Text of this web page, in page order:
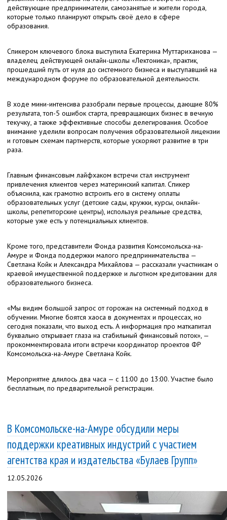
действующие предприниматели, самозанятые и жители города,
которые только планируют открыть своё дело в сфере
образования.
Спикером ключевого блока выступила Екатерина Муттариханова —
владелец действующей онлайн-школы «Лектоника», практик,
прошедший путь от нуля до системного бизнеса и выступавший на
международном форуме по образовательной деятельности.
В ходе мини-интенсива разобрали первые процессы, дающие 80%
результата, топ-5 ошибок старта, превращающих бизнес в вечную
текучку, а также эффективные способы делегирования. Особое
внимание уделили вопросам получения образовательной лицензии
и готовым схемам партнерств, которые ускоряют развитие в три
раза.
Главным финансовым лайфхаком встречи стал инструмент
привлечения клиентов через материнский капитал. Спикер
объяснила, как грамотно встроить его в систему оплаты
образовательных услуг (детские сады, кружки, курсы, онлайн-
школы, репетиторские центры), используя реальные средства,
которые уже есть у потенциальных клиентов.
Кроме того, представители Фонда развития Комсомольска-на-
Амуре и Фонда поддержки малого предпринимательства —
Светлана Койк и Александра Михайлова — рассказали участникам о
краевой имущественной поддержке и льготном кредитовании для
образовательного бизнеса.
«Мы видим большой запрос от горожан на системный подход в
обучении. Многие боятся хаоса в документах и процессах, но
сегодня показали, что выход есть. А информация про маткапитал
буквально открывает глаза на стабильный финансовый поток», —
прокомментировала итоги встречи координатор проектов ФР
Комсомольска-на-Амуре Светлана Койк.
Мероприятие длилось два часа — с 11:00 до 13:00. Участие было
бесплатным, по предварительной регистрации.
В Комсомольске-на-Амуре обсудили меры
поддержки креативных индустрий с участием
агентства края и издательства «Булаев Групп»
12.05.2026